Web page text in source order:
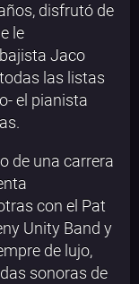
disfrutó de
le
Jaco
las listas
el pianista
de una carrera
con el Pat
Unity Band y
de lujo,
sonoras de